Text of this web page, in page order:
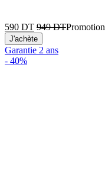
590 DT 949DTPromotion
J'achète
Garantie 2 ans
- 40%